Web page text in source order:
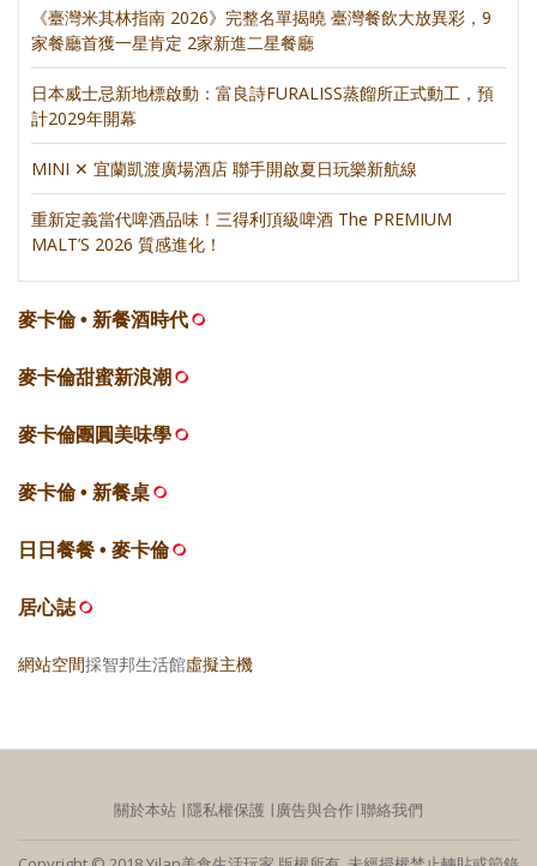
《臺灣米其林指南 2026》完整名單揭曉 臺灣餐飲大放異彩，9
家餐廳首獲一星肯定 2家新進二星餐廳
日本威士忌新地標啟動：富良詩FURALISS蒸餾所正式動工，預
計2029年開幕
MINI ✕ 宜蘭凱渡廣場酒店 聯手開啟夏日玩樂新航線
重新定義當代啤酒品味！三得利頂級啤酒 The PREMIUM
MALT’S 2026 質感進化！
麥卡倫 • 新餐酒時代
麥卡倫甜蜜新浪潮
麥卡倫團圓美味學
麥卡倫 • 新餐桌
日日餐餐 • 麥卡倫
居心誌
網站空間採智邦生活館虛擬主機
關於本站 ∣隱私權保護 ∣廣告與合作∣聯絡我們